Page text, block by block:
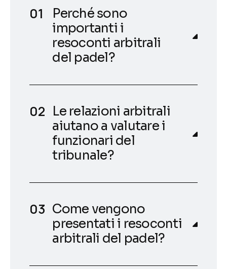
Perché sono
importanti i
resoconti arbitrali
del padel?
Le relazioni arbitrali
aiutano a valutare i
funzionari del
tribunale?
Come vengono
presentati i resoconti
arbitrali del padel?